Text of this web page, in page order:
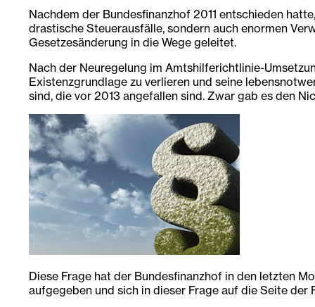
Nachdem der Bundesfinanzhof 2011 entschieden
drastische Steuerausfälle, sondern auch enormen
Gesetzesänderung in die Wege geleitet.
Nach der Neuregelung im Amtshilferichtlinie-
Existenzgrundlage zu verlieren und seine
sind, die vor 2013 angefallen sind. Zwar gab es den
Diese Frage hat der Bundesfinanzhof in den letzten
aufgegeben und sich in dieser Frage auf die Seite